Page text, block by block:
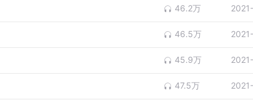
46.2万
46.5万
45.9万
47.5万